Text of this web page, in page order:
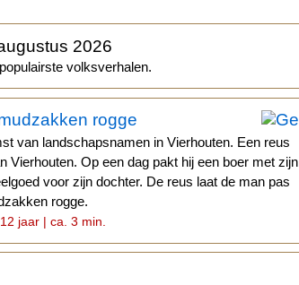
2026
volksverhalen.
rogge
van landschapsnamen in Vierhouten. Een reus
Vierhouten. Op een dag pakt hij een boer met zijn
voor zijn dochter. De reus laat de man pas
rogge.
jaar | ca. 3 min.